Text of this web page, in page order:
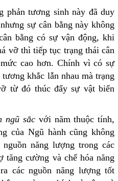
phản tương sinh này đã duy
sự cân bằng này không
bằng có sự vận động, khi
vỡ thì tiếp tục trạng thái cân
cao hơn. Chính vì có sự
khắc lẫn nhau mà trạng
từ đó thúc đẩy sự vật biến
ngũ sắcvới năm thuộc tính,
của Ngũ hành cũng không
năng lượng trong các
tăng cường và chế hóa năng
các nguồn năng lượng tốt